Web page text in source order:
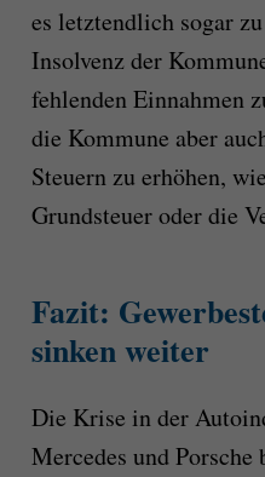
es letztendlich sogar
Insolvenz der
fehlenden Einnahmen
die Kommune aber
Steuern zu erhöhen,
Grundsteuer oder die
Fazit:
sinken weiter
Die Krise in der
Mercedes und